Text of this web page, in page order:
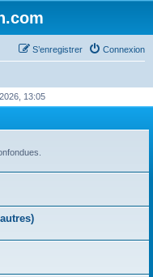
Connexion
S’enregistrer
13:05